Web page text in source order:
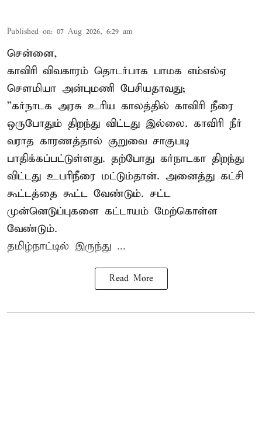
Published on: 07 Aug 2026, 6:29 am
சென்னை,
காவிரி விவகாரம் தொடர்பாக பாமக எம்எல்ஏ
சௌமியா அன்புமணி பேசியதாவது;
”கர்நாடக அரசு உரிய காலத்தில் காவிரி நீரை
ஒருபோதும் திறந்து விட்டது இல்லை. காவிரி நீர்
வராத காரணத்தால் குறுவை சாகுபடி
பாதிக்கப்பட்டுள்ளது. தற்போது கர்நாடகா திறந்து
விட்டது உபரிநீரை மட்டும்தான். அனைத்து கட்சி
கூட்டத்தை கூட்ட வேண்டும். சட்ட
முன்னெடுப்புகளை கட்டாயம் மேற்கொள்ள
வேண்டும்.
தமிழ்நாட்டில் இருந்து ...
Read More